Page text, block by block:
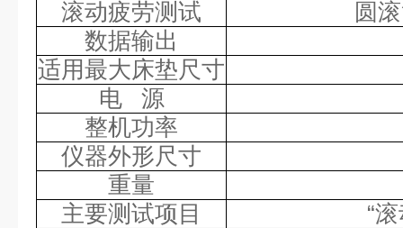
滚动疲劳测试
圆
数据输出
适用最大床垫尺寸
电
源
整机功率
仪器外形尺寸
重量
主要测试项目
“